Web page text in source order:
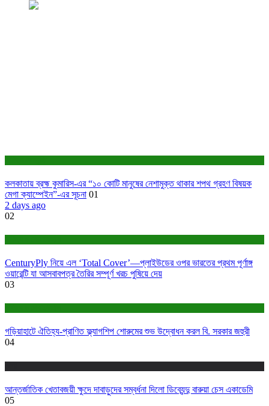
কলকাতায় ব্রহ্ম কুমারিস-এর “১০ কোটি মানুষের নেশামুক্ত থাকার শপথ গ্রহণ বিষয়ক
মেগা ক্যাম্পেইন”-এর সূচনা 01
2 days ago
02
CenturyPly নিয়ে এল ‘Total Cover’—প্লাইউডের ওপর ভারতের প্রথম পূর্ণাঙ্গ
ওয়ারেন্টি যা আসবাবপত্র তৈরির সম্পূর্ণ খরচ পুষিয়ে দেয়
03
গড়িয়াহাটে ঐতিহ্য-প্রাণিত ফ্ল্যাগশিপ শোরুমের শুভ উদ্বোধন করল বি. সরকার জহুরী
04
আন্তর্জাতিক খেতাবজয়ী ক্ষুদে দাবাড়ুদের সম্বর্ধনা দিলো ডিব্যেন্দু বারুয়া চেস একাডেমি
05